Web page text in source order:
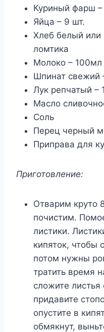
Куриный фарш –
Яйца – 9 шт.
Хлеб белый
ломтика
Молоко – 100мл
Шпинат свежий
Лук репчатый –
Масло
Соль
Перец черный
Приправа для
Приготовление:
Отварим круто
почистим.
листики.
кипяток, чтобы
потом нужны
тратить время
сложите
придавите
опустите в
обмякнут,